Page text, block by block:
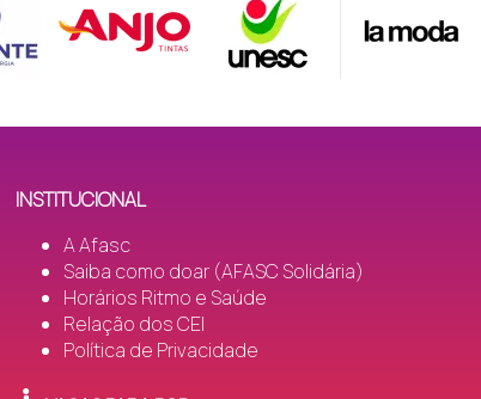
INSTITUCIONAL
A Afasc
Saiba como doar (AFASC Solidária)
Horários Ritmo e Saúde
Relação dos CEI
Política de Privacidade